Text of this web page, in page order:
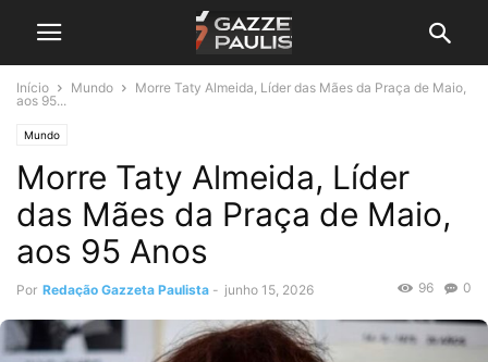
Início Mundo
Morre Taty Almeida, Líder das Mães da Praça de Maio,
aos 95...
Mundo
Morre Taty Almeida, Líder
das Mães da Praça de Maio,
aos 95 Anos
Por Redação Gazzeta Paulista - junho 15, 2026 0
96